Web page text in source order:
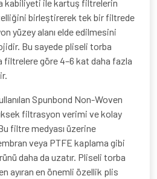
kabiliyeti ile kartuş filtrelerin
birleştirerek tek bir filtrede
yüzey alanı elde edilmesini
Bu sayede pliseli torba
filtrelere göre 4–6 kat daha fazla
Spunbond Non-Woven
filtrasyon verimi ve kolay
filtre medyası üzerine
veya PTFE kaplama gibi
daha da uzatır. Pliseli torba
ayıran en önemli özellik plis